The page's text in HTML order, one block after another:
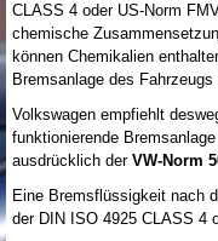
CLASS 4 oder US-Norm
chemische
können Chemikalien
Bremsanlage des
Volkswagen empfiehlt
funktionierende
ausdrücklich der VW-Norm
Eine Bremsflüssigkeit nach
der DIN ISO 4925 CLASS 4